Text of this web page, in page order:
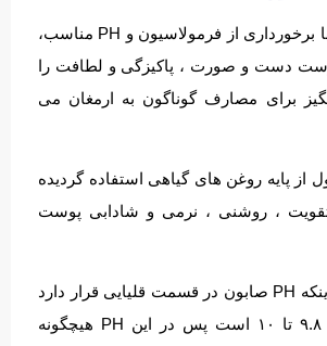
صابون زیبایی بیز با برخورداری از فرمولاسیون و PH مناسب،
دست و صورت ، پاکیزگی و لطافت را
برای مصارف گوناگون به ارمغان می
از پایه روغن های گیاهی استفاده گردیده
، روشنی ، نرمی و شادابی پوست
هم چنین به علت اینکه PH صابون در قسمت قلیایی قرار دارد
و میزان آن حدود ۹.۸ تا ۱۰ است پس در این PH هیچگونه